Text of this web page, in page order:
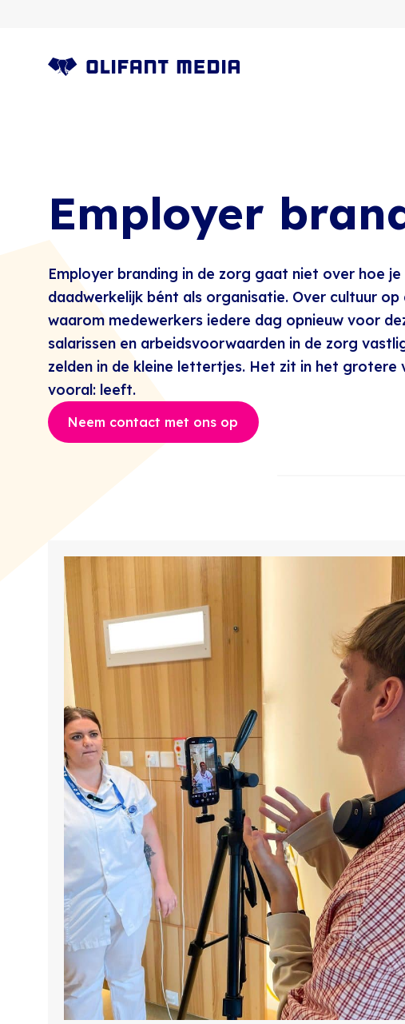
Employer
Employer branding in de zorg gaat niet over hoe
daadwerkelijk bént als organisatie. Over cultuur
waarom medewerkers iedere dag opnieuw voor
salarissen en arbeidsvoorwaarden in de zorg
zelden in de kleine lettertjes. Het zit in het
vooral: leeft.
Neem contact met ons op